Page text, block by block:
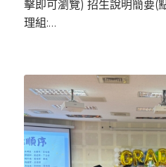
擊即可瀏覽) 招生說明簡要(
理組:…